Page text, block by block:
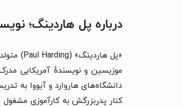
درباره پل هاردینگ؛
موزیسین و نویسندهٔ آمریکایی
دانشگاه‌های هاروارد و آیووا به